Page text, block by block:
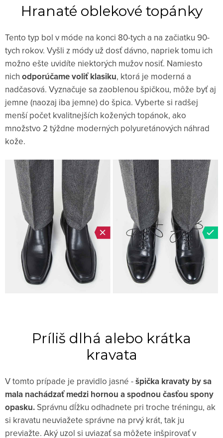
Hranaté oblekové topánky
Tento typ bol v móde na konci 80-tych a na začiatku 90-
tych rokov. Vyšli z módy už dosť dávno, napriek tomu ich
možno ešte uvidíte niektorých mužov nosiť. Namiesto
nich odporúčame voliť klasiku, ktorá je moderná a
nadčasová. Vyznačuje sa zaoblenou špičkou, môže byť aj
jemne (naozaj iba jemne) do špica. Vyberte si radšej
menší počet kvalitnejších kožených topánok, ako
množstvo 2 týždne moderných polyuretánových náhrad
kože.
Príliš dlhá alebo krátka
kravata
V tomto prípade je pravidlo jasné -špička kravaty by sa
mala nachádzať medzi hornou a spodnou časťou spony
opasku. Správnu dĺžku odhadnete pri troche tréningu, ak
si kravatu neuviažete správne na prvý krát, tak ju
previažte. Aký uzol si uviazať sa môžete inšpirovať v